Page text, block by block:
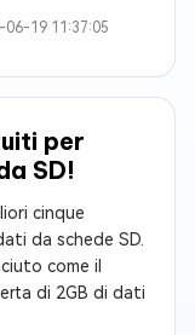
06-19 11:37:05
per
SD!
cinque
da schede SD.
come il
di 2GB di dati